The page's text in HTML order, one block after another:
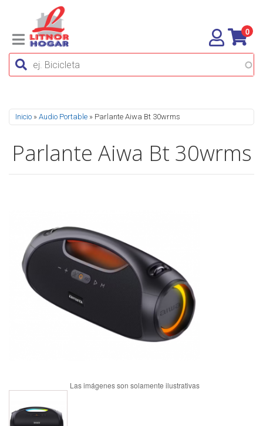
0
Se encuentra usted aquí
Inicio » Audio Portable » Parlante Aiwa Bt 30wrms
Parlante Aiwa Bt 30wrms